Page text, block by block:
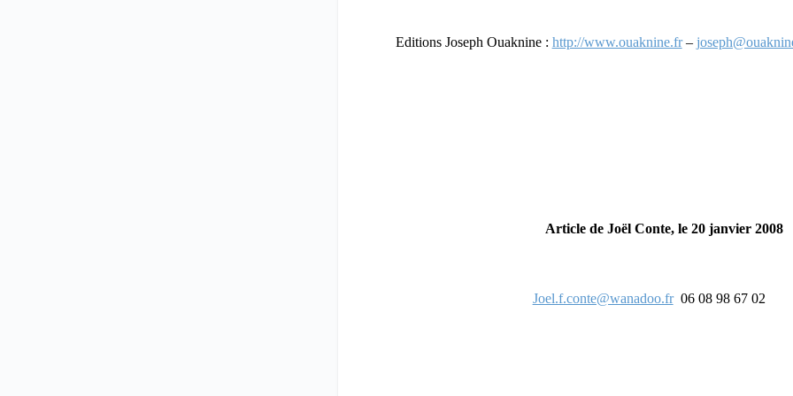
Editions Joseph Ouaknine : http://www.ouaknine.fr–
Article de Joël Conte, le 20 janvier 2008
Joel.f.conte@wanadoo.fr 06 08 98 67 02